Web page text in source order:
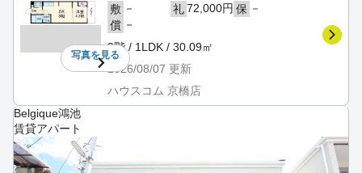
写真を見る
敷 － 礼72,000円 保 －
償 －
3階 / 1LDK / 30.09㎡
2026/08/07 更新
ハウスコム 京橋店
Belgique鴻池
賃貸アパート